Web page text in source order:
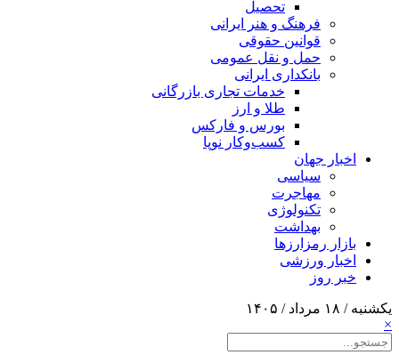
تحصیل
فرهنگ و هنر ایرانی
قوانین حقوقی
حمل و نقل عمومی
بانکداری ایرانی
خدمات تجاری بازرگانی
طلا و ارز
بورس و فارکس
کسب‌وکار نوپا
اخبار جهان
سیاسی
مهاجرت
تکنولوژی
بهداشت
بازار رمزارزها
اخبار ورزشی
خبر روز
یکشنبه / ۱۸ مرداد / ۱۴۰۵
×